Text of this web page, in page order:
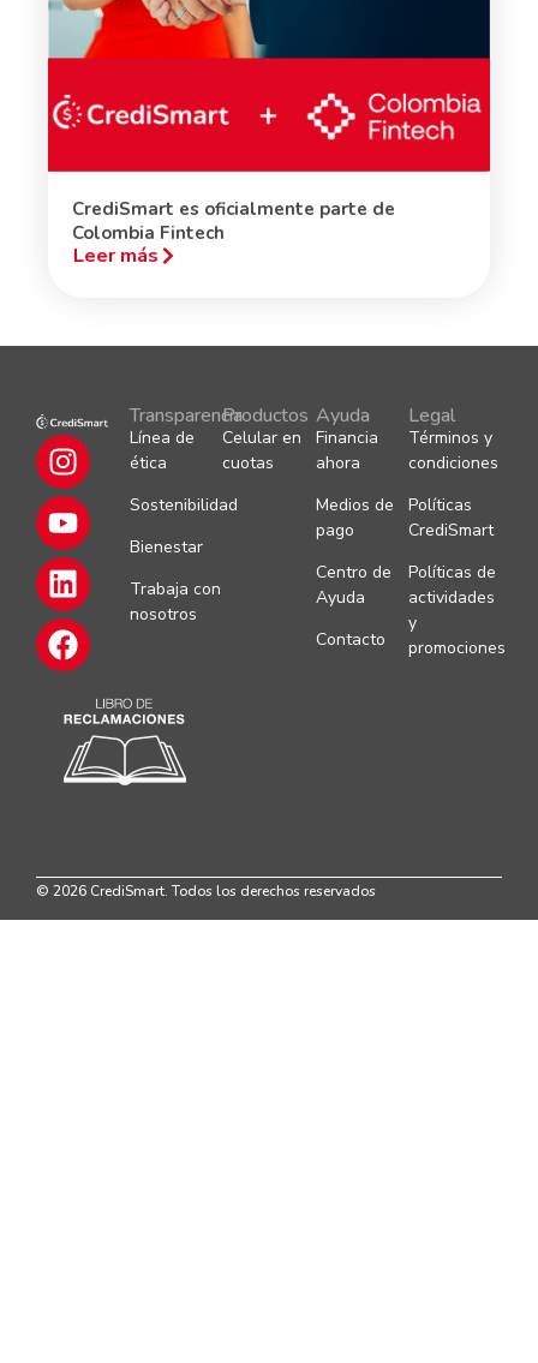
CrediSmart es oficialmente parte de
Colombia Fintech
Leer más
Transparencia
Línea de
ética
Sostenibilidad
Bienestar
Trabaja con
nosotros
Productos
Celular en
cuotas
Ayuda
Financia
ahora
Medios de
pago
Centro de
Ayuda
Contacto
Legal
Términos y
condiciones
Políticas
CrediSmart
Políticas de
actividades
y
promociones
© 2026 CrediSmart. Todos los derechos reservados